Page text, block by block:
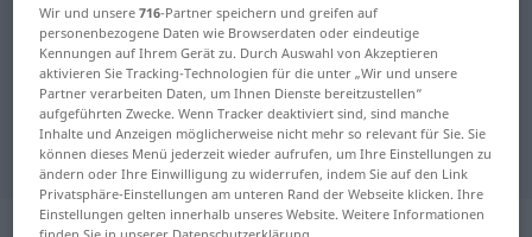
Italienisch-Deutsch Wörterbuch issopo
Italienisch-Deutsch Übersetzung
für "issopo"
"issopo" Deutsch Übersetzung
„issopo“: maschile
Wir und unsere716-Partner speichern und greifen auf
personenbezogene Daten wie Browserdaten oder eindeutige
Kennungen auf Ihrem Gerät zu. Durch Auswahl von Akzeptieren
aktivieren Sie Tracking-Technologien für die unter „Wir und unsere
Partner verarbeiten Daten, um Ihnen Dienste bereitzustellen“
aufgeführten Zwecke. Wenn Tracker deaktiviert sind, sind manche
Inhalte und Anzeigen möglicherweise nicht mehr so relevant für Sie. Sie
können dieses Menü jederzeit wieder aufrufen, um Ihre Einstellungen zu
ändern oder Ihre Einwilligung zu widerrufen, indem Sie auf den Link
Privatsphäre-Einstellungen am unteren Rand der Webseite klicken. Ihre
Einstellungen gelten innerhalb unseres Website. Weitere Informationen
finden Sie in unserer Datenschutzerklärung.